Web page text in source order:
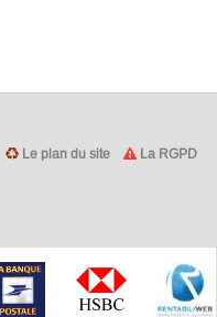
Le plan du site La RGPD